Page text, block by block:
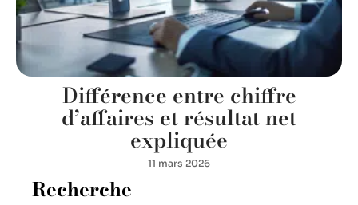
Différence entre chiffre
d’affaires et résultat net
expliquée
11 mars 2026
Recherche